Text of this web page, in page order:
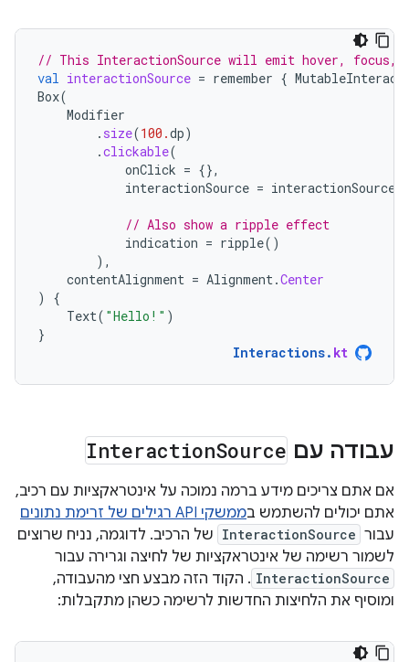
// This InteractionSource will emit hover, focus,
val interactionSource = remember {
Box(
Modifier
. size(100.dp)
.clickable(
onClick = {},
interactionSource = interactionSource
// Also show a ripple effect
indication = ripple()
),
contentAlignment = Alignment .Center
)
{
Text( "Hello!" )
}
Interactions. kt
עבודה עם InteractionSource
אם אתם צריכים מידע ברמה נמוכה על אינטראקציות עם רכיב,
אתם יכולים להשתמש בממשקי API רגילים של זרימת נתונים
עבור InteractionSource של הרכיב. לדוגמה, נניח שרוצים
לשמור רשימה של אינטראקציות של לחיצה וגרירה עבור
InteractionSource . הקוד הזה מבצע חצי מהעבודה,
ומוסיף את הלחיצות החדשות לרשימה כשהן מתקבלות: